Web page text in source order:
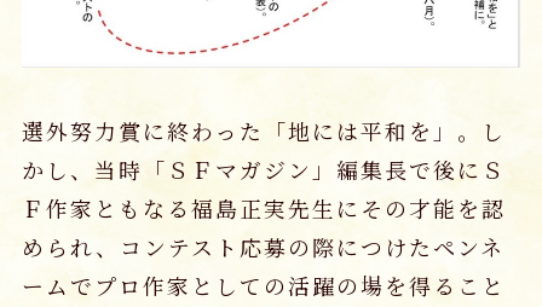
選外努力賞に終わった「地には平和を」。し
かし、当時「ＳＦマガジン」編集長で後にＳ
Ｆ作家ともなる福島正実先生にその才能を認
められ、コンテスト応募の際につけたペンネ
ームでプロ作家としての活躍の場を得ること